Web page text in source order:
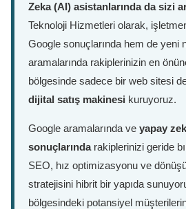
Zeka (AI) asistanlarında da sizi
Teknoloji Hizmetleri olarak,
Google sonuçlarında hem de yeni
aramalarında rakiplerinizin en
bölgesinde sadece bir web sitesi
dijital satış makinesi kuruyoruz.
Google aramalarında ve yapay
sonuçlarındarakiplerinizi geride
SEO, hız optimizasyonu ve
stratejisini hibrit bir yapıda
bölgesindeki potansiyel